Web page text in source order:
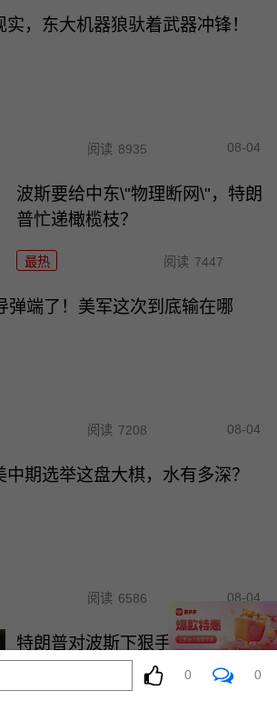
，东大机器狼驮着武器冲锋！
阅读 8935 08-04
波斯要给中东\"物理断网\"，特朗
普忙递橄榄枝？
最热 阅读 7447
弹端了！美军这次到底输在哪
阅读 7208 08-04
期选举这盘大棋，水有多深？
阅读 6586 08-04
特朗普对波斯下狠手，为何在黎
0 0